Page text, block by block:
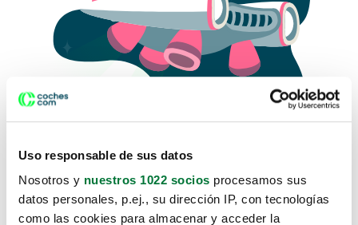
Uso responsable de sus datos
Nosotros y nuestros 1022 socios procesamos sus
datos personales, p.ej., su dirección IP, con tecnologías
como las cookies para almacenar y acceder la